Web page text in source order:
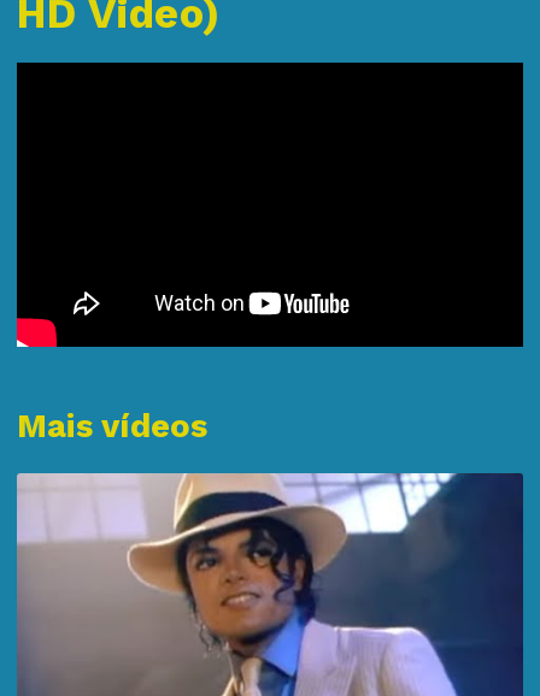
HD Video)
Mais vídeos